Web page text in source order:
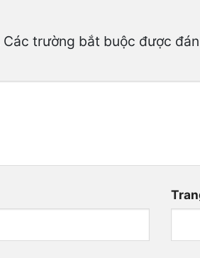
Các trường bắt buộc được